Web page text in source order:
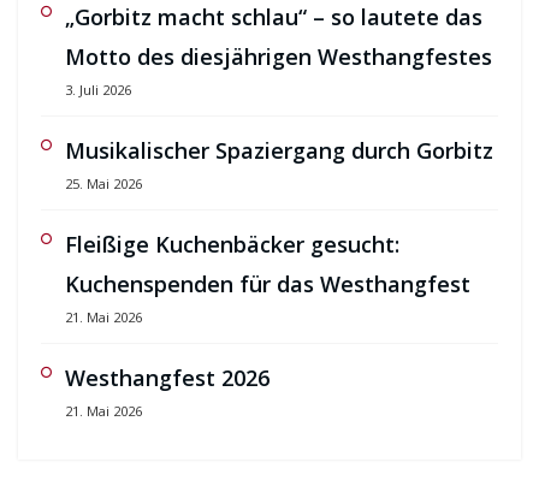
„Gorbitz macht schlau“ – so lautete das
Motto des diesjährigen Westhangfestes
3. Juli 2026
Musikalischer Spaziergang durch Gorbitz
25. Mai 2026
Fleißige Kuchenbäcker gesucht:
Kuchenspenden für das Westhangfest
21. Mai 2026
Westhangfest 2026
21. Mai 2026